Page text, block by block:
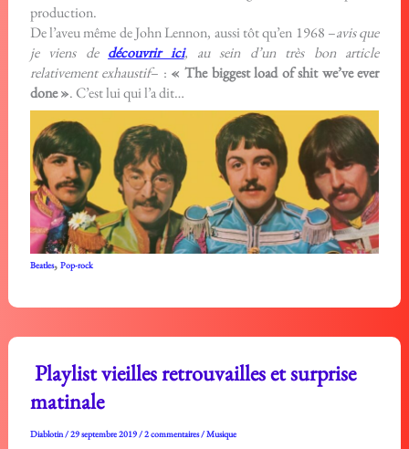
production.
De l’aveu même de John Lennon, aussi tôt qu’en 1968 –avis que
je viens de découvrir ici, au sein d’un très bon article
relativement exhaustif– : « The biggest load of shit we’ve ever
done ». C’est lui qui l’a dit…
Beatles, Pop-rock
Playlist vieilles retrouvailles et surprise
matinale
Diablotin/29 septembre 2019/2 commentaires/Musique